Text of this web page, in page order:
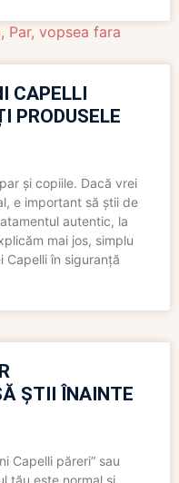
, Par, vopsea fara
CAPELLI
PRODUSELE
și copiile. Dacă vrei
e important să știi de
autentic, la
mai jos, simplu
Capelli în siguranță
ȘTII ÎNAINTE
Capelli păreri” sau